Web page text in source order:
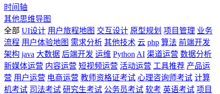
时间轴
其他思维导图
全部 UI设计 用户旅程地图 交互设计 原型规划 项目管理 业务
流程 用户体验地图 需求分析 其他技术 云 php 算法 前端开发
架构 java 大数据 后端开发 运维 Python AI 渠道运营 数据分析
新媒体运营 内容运营 短视频运营 活动运营 工具推荐 产品运
营 用户运营 电商运营 教师资格证考试 心理咨询师考试 计算
机考试 司法考试 研究生考试 公务员考试 软考 英语考试 项目